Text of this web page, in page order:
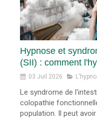
Hypnose et
(SII) : comment
03 Juil 2026
Le syndrome de
colopathie
population. Il peut